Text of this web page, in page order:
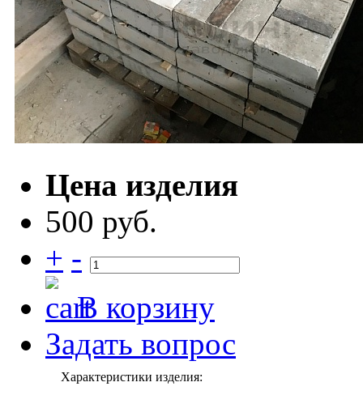
Цена изделия
500 руб.
+ -
В корзину
Задать вопрос
Характеристики изделия: